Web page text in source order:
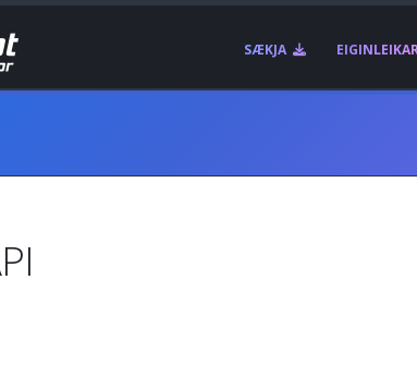
SÆKJA